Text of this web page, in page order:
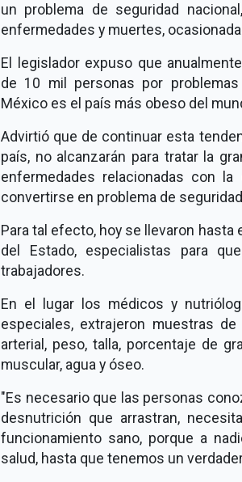
un problema de seguridad
enfermedades y muertes,
El legislador expuso que
de 10 mil personas por
México es el país más obeso del
Advirtió que de continuar esta
país, no alcanzarán para tratar la
enfermedades relacionadas con
convertirse en problema de
Para tal efecto, hoy se llevaron hasta
del Estado, especialistas para
trabajadores.
En el lugar los médicos y
especiales, extrajeron muestras
arterial, peso, talla, porcentaje de
muscular, agua y óseo.
"Es necesario que las personas
desnutrición que arrastran,
funcionamiento sano, porque a
salud, hasta que tenemos un